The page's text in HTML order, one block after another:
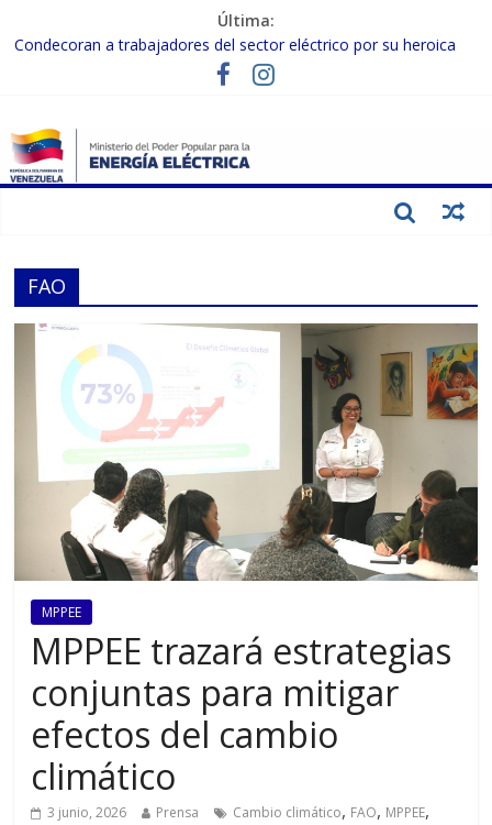
Última:
Condecoran a trabajadores del sector eléctrico por su heroica
labor tras el doble sismo del 24-J
Gobierno Nacional coordina acciones con el sector privado para
Inspeccionan trabajos de rehabilitación en instalaciones del SEN
en Carabobo
Gobierno Nacional activa plan preventivo para fortalecer el SEN
FAO
MPPEE
MPPEE trazará estrategias
conjuntas para mitigar
efectos del cambio
climático
3 junio, 2026 Prensa Cambio climático, FAO, MPPEE,